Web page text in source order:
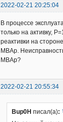
2022-02-21 20:25:04
В процессе
только на активку,
реактивки на
MВАр.
МВАр?
2022-02-21 20:55:34
Bup0H писал(а):